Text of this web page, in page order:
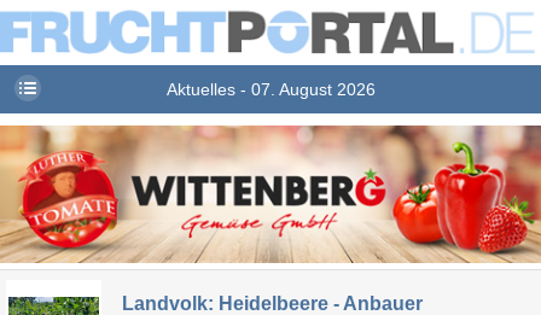
Aktuelles - 07. August 2026
Landvolk: Heidelbeere - Anbauer